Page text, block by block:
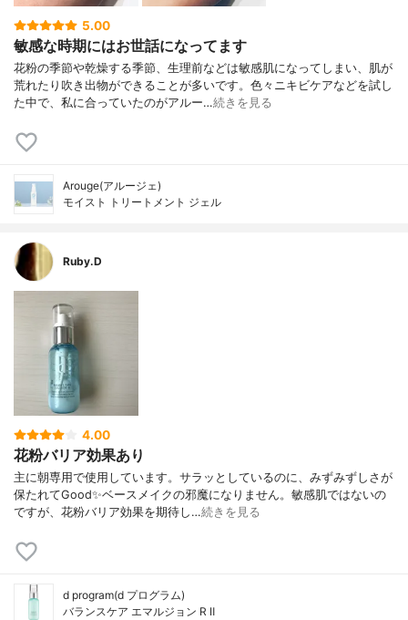
5.00
敏感な時期にはお世話になってます
花粉の季節や乾燥する季節、生理前などは敏感肌になってしまい、肌が
荒れたり吹き出物ができることが多いです。色々ニキビケアなどを試し
た中で、私に合っていたのがアルー…続きを見る
Arouge(アルージェ)
モイスト トリートメント ジェル
Ruby.D
4.00
花粉バリア効果あり
主に朝専用で使用しています。サラッとしているのに、みずみずしさが
保たれてGood✨ベースメイクの邪魔になりません。敏感肌ではないの
ですが、花粉バリア効果を期待し…続きを見る
d program(d プログラム)
バランスケア エマルジョン R Ⅱ